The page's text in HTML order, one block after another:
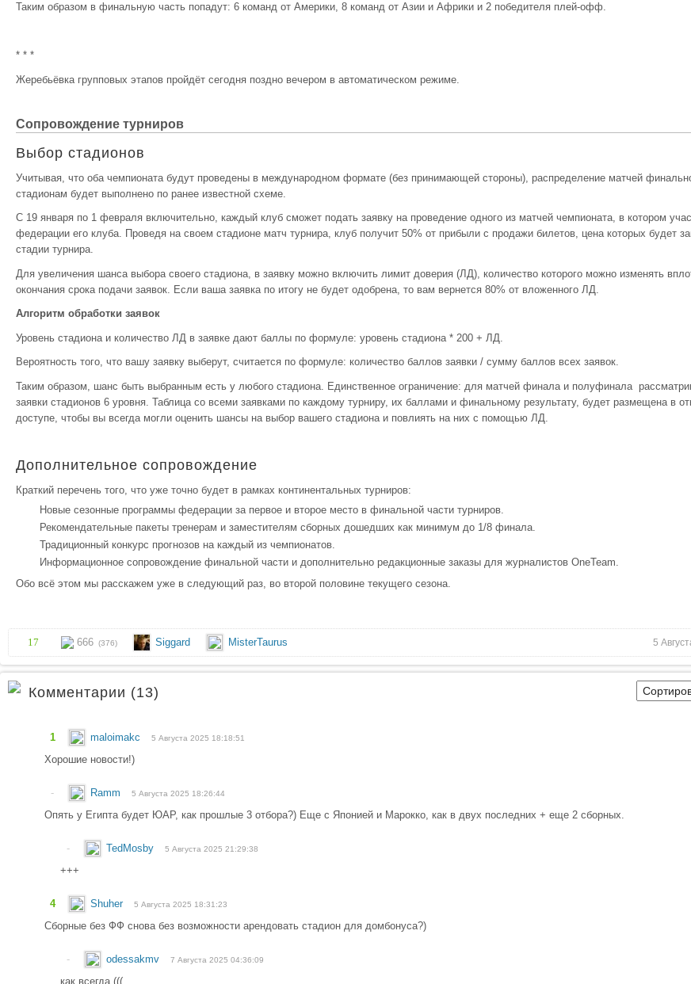
Таким образом в финальную часть попадут: 6 команд от Америки, 8 команд от Азии и Африки и 2 победителя плей-офф.
* * *
Жеребьёвка групповых этапов пройдёт сегодня поздно вечером в автоматическом режиме.
Сопровождение турниров
Выбор стадионов
Учитывая, что оба чемпионата будут проведены в международном формате (без принимающей стороны), распределение матчей
стадионам будет выполнено по ранее известной схеме.
С 19 января по 1 февраля включительно, каждый клуб сможет подать заявку на проведение одного из матчей чемпионата, в котором
федерации его клуба. Проведя на своем стадионе матч турнира, клуб получит 50% от прибыли с продажи билетов, цена которых будет
стадии турнира.
Для увеличения шанса выбора своего стадиона, в заявку можно включить лимит доверия (ЛД), количество которого можно изменять
окончания срока подачи заявок. Если ваша заявка по итогу не будет одобрена, то вам вернется 80% от вложенного ЛД.
Алгоритм обработки заявок
Уровень стадиона и количество ЛД в заявке дают баллы по формуле: уровень стадиона * 200 + ЛД.
Вероятность того, что вашу заявку выберут, считается по формуле: количество баллов заявки / сумму баллов всех заявок.
Таким образом, шанс быть выбранным есть у любого стадиона. Единственное ограничение: для матчей финала и полуфинала
заявки стадионов 6 уровня. Таблица со всеми заявками по каждому турниру, их баллами и финальному результату, будет размещена в
доступе, чтобы вы всегда могли оценить шансы на выбор вашего стадиона и повлиять на них с помощью ЛД.
Дополнительное сопровождение
Краткий перечень того, что уже точно будет в рамках континентальных турниров:
Новые сезонные программы федерации за первое и второе место в финальной части турниров.
Рекомендательные пакеты тренерам и заместителям сборных дошедших как минимум до 1/8 финала.
Традиционный конкурс прогнозов на каждый из чемпионатов.
Информационное сопровождение финальной части и дополнительно редакционные заказы для журналистов OneTeam.
Обо всё этом мы расскажем уже в следующий раз, во второй половине текущего сезона.
17 666 (376) Siggard MisterTaurus 5
Комментарии (13)
1 maloimakc 5 Августа 2025 18:18:51
Хорошие новости!)
- Ramm 5 Августа 2025 18:26:44
Опять у Египта будет ЮАР, как прошлые 3 отбора?) Еще с Японией и Марокко, как в двух последних + еще 2 сборных.
- TedMosby 5 Августа 2025 21:29:38
+++
4 Shuher 5 Августа 2025 18:31:23
Сборные без ФФ снова без возможности арендовать стадион для домбонуса?)
- odessakmv 7 Августа 2025 04:36:09
как всегда (((